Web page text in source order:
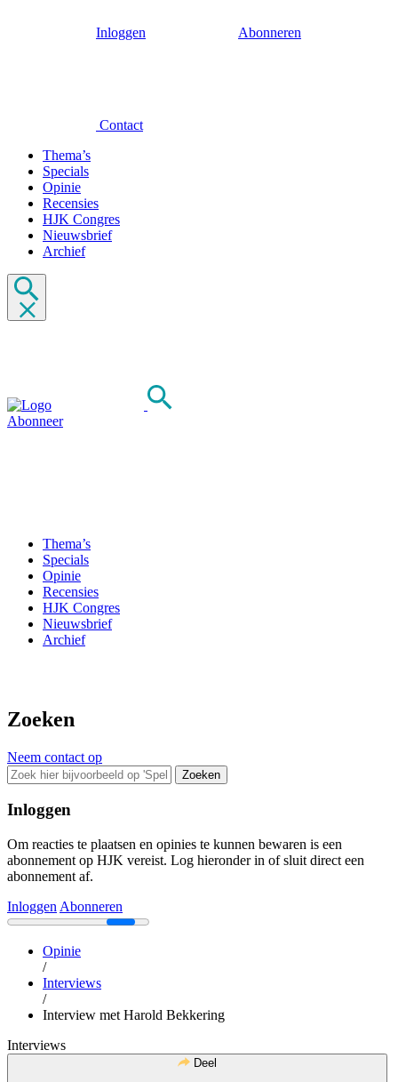
Inloggen Abonneren
Contact
Thema’s
Specials
Opinie
Recensies
HJK Congres
Nieuwsbrief
Archief
Abonneer
Thema’s
Specials
Opinie
Recensies
HJK Congres
Nieuwsbrief
Archief
Zoeken
Neem contact op
Zoeken
Inloggen
Om reacties te plaatsen en opinies te kunnen bewaren is een
abonnement op HJK vereist. Log hieronder in of sluit direct een
abonnement af.
Inloggen Abonneren
Opinie
/
Interviews
/
Interview met Harold Bekkering
Interviews
Deel